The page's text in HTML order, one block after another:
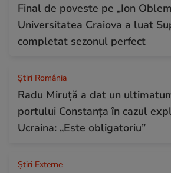
Final de poveste pe „Ion
Universitatea Craiova a luat
completat sezonul perfect
Știri România
Radu Miruță a dat un
portului Constanța în cazul
Ucraina: „Este obligatoriu”
Știri Externe